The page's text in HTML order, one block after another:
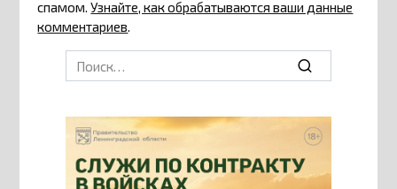
спамом.Узнайте, как обрабатываются ваши данные
комментариев.
Search
for: